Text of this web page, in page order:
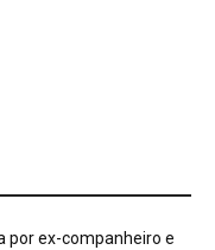
por ex-companheiro e